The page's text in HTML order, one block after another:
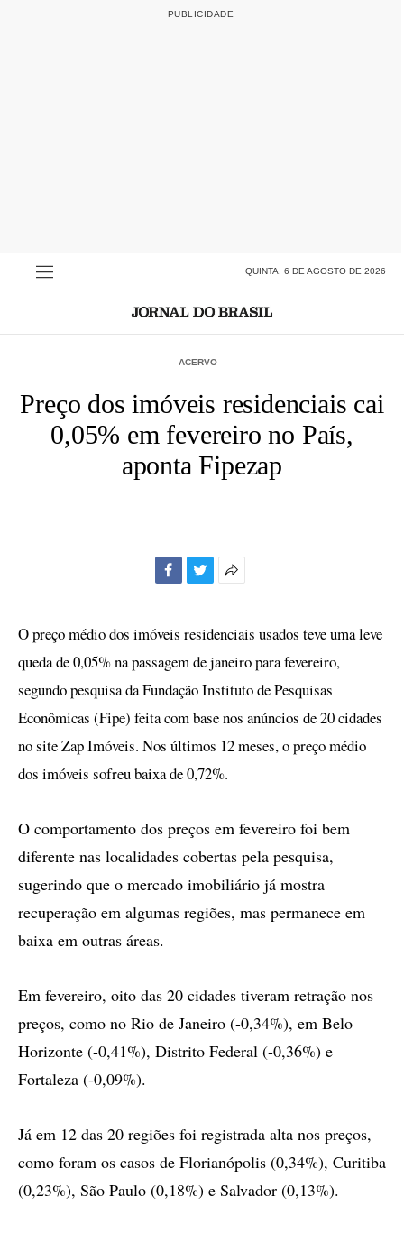
QUINTA, 6 DE AGOSTO DE 2026
ACERVO
Preço dos imóveis residenciais cai
0,05% em fevereiro no País,
aponta Fipezap
compartilhamento
O preço médio dos imóveis residenciais usados teve uma leve
queda de 0,05% na passagem de janeiro para fevereiro,
segundo pesquisa da Fundação Instituto de Pesquisas
Econômicas (Fipe) feita com base nos anúncios de 20 cidades
no site Zap Imóveis. Nos últimos 12 meses, o preço médio
dos imóveis sofreu baixa de 0,72%.
O comportamento dos preços em fevereiro foi bem
diferente nas localidades cobertas pela pesquisa,
sugerindo que o mercado imobiliário já mostra
recuperação em algumas regiões, mas permanece em
baixa em outras áreas.
Em fevereiro, oito das 20 cidades tiveram retração nos
preços, como no Rio de Janeiro (-0,34%), em Belo
Horizonte (-0,41%), Distrito Federal (-0,36%) e
Fortaleza (-0,09%).
Já em 12 das 20 regiões foi registrada alta nos preços,
como foram os casos de Florianópolis (0,34%), Curitiba
(0,23%), São Paulo (0,18%) e Salvador (0,13%).